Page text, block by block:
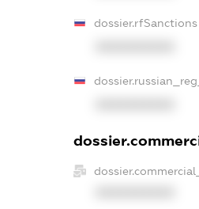
dossier.rfSanctions